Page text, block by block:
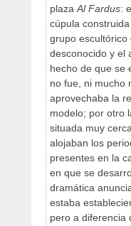
plaza Al Fardus:
cúpula
grupo escultórico
desconocido y el
hecho de que se
no fue, ni mucho
aprovechaba la
modelo; por otro
situada muy
alojaban los
presentes en la
en que se
dramática
estaba
pero a diferencia